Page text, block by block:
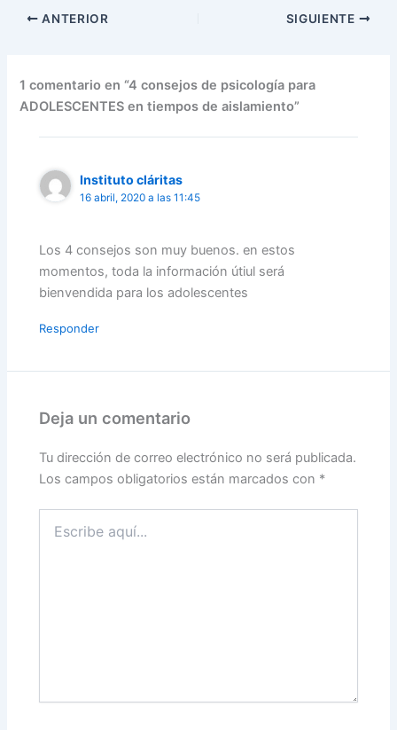
ANTERIOR SIGUIENTE
1 comentario en “4 consejos de psicología para
ADOLESCENTES en tiempos de aislamiento”
Instituto cláritas
16 abril, 2020 a las 11:45
Los 4 consejos son muy buenos. en estos
momentos, toda la información útiul será
bienvendida para los adolescentes
Responder
Deja un comentario
Tu dirección de correo electrónico no será publicada.
Los campos obligatorios están marcados con *
aquí...